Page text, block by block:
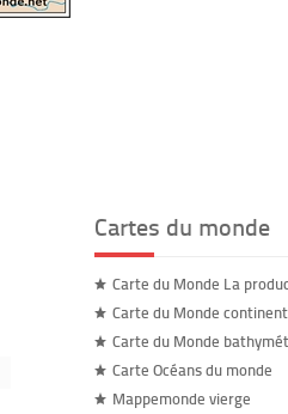
Cartes du monde
Carte du Monde La
Carte du Monde continent
Carte du Monde
Carte Océans du monde
Mappemonde vierge